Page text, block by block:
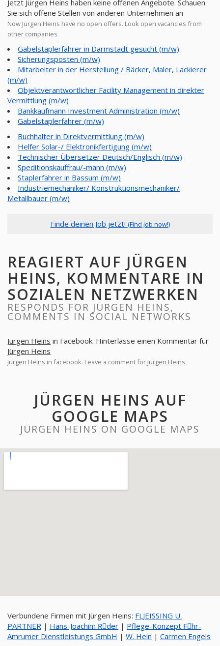
Jetzt Jürgen Heins haben keine offenen Angebote. Schauen
Sie sich offene Stellen von anderen Unternehmen an
Now Jürgen Heins have no open offers. Look open vacancies from
other companies
Gabelstaplerfahrer in Darmstadt gesucht (m/w)
Sicherungsposten (m/w)
Mitarbeiter in der Herstellung / Bäcker, Maler, Lackierer
(m/w)
Objektverantwortlicher Facility Management in direkter
Vermittlung (m/w)
Bankkaufmann Investment Administration (m/w)
Gabelstaplerfahrer (m/w)
Buchhalter in Direktvermittlung (m/w)
Helfer Solar-/ Elektronikfertigung (m/w)
Technischer Übersetzer Deutsch/Englisch (m/w)
Speditionskauffrau/-mann (m/w)
Staplerfahrer in Bassum (m/w)
Industriemechaniker/ Konstruktionsmechaniker/
Metallbauer (m/w)
Finde deinen Job jetzt! (Find job now!)
REAGIERT AUF JÜRGEN
HEINS, KOMMENTARE IN
SOZIALEN NETZWERKEN
RESPONDS FOR JÜRGEN HEINS,
COMMENTS IN SOCIAL NETWORKS
Jürgen Heins in Facebook. Hinterlasse einen Kommentar für
Jürgen Heins
Jürgen Heins in facebook. Leave a comment for Jürgen Heins
JÜRGEN HEINS AUF
GOOGLE MAPS
JÜRGEN HEINS ON GOOGLE MAPS
Verbundene Firmen mit Jürgen Heins: FLJEISSING U.
PARTNER | Hans-Joachim Rِder | Pflege-Konzept Fِhr-
Amrumer Dienstleistungs GmbH | W. Hein | Carmen Engels